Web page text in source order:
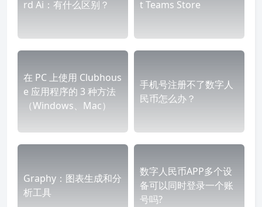
rd Ai：有什么区别？ t Teams Store
在 PC 上使用 Clubhous
e 应用程序的 3 种方法
（Windows、Mac）
手机号注册不了数字人
民币怎么办？
Graphy：图表生成和分
析工具
数字人民币APP多个设
备可以同时登录一个账
号吗?